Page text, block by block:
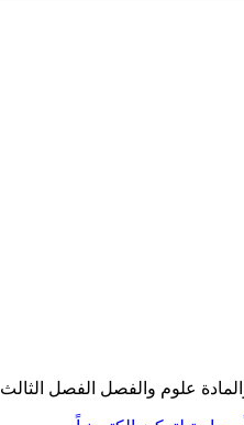
علوم والفصل الفصل الثالث